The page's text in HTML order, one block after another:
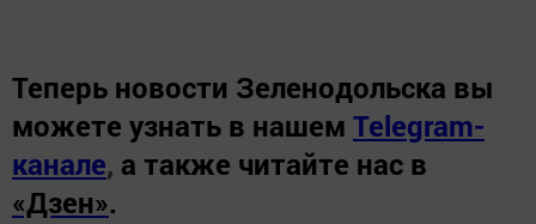
Теперь новости Зеленодольска вы
можете узнать в нашем Telegram-
канале, а также читайте нас в
«Дзен».